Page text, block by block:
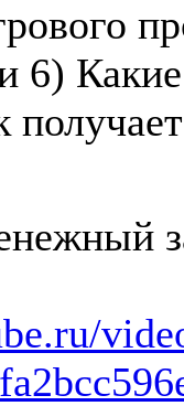
6) Какие